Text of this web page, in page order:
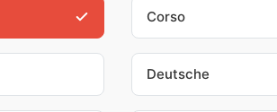
Corso
Deutsche